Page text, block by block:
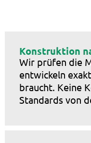
Konstruktion
Wir prüfen die
entwickeln
braucht. Keine
Standards von